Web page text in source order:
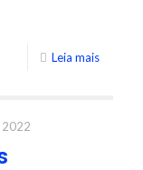
Leia mais
2022